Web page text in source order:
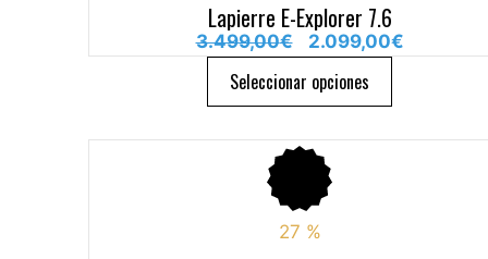
Lapierre E-Explorer 7.6
3.499,00€ 2.099,00€
Seleccionar opciones
27 %